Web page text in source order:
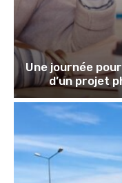
Une journée
d’un projet